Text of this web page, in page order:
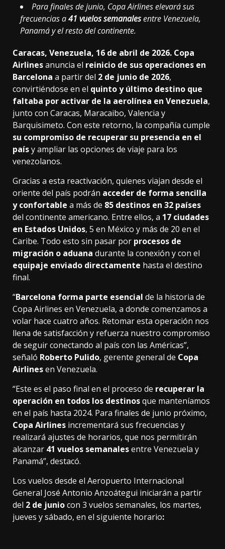
Para finales de junio, Copa Airlines elevará sus
frecuencias a41 vuelos semanalesentre Venezuela,
Panamá y el resto del continente.
Caracas, Venezuela, 16 de abril de 2026. Copa
Airlinesanuncia el reinicio de sus operaciones en
Barcelona a partir del 2 de junio de 2026,
convirtiéndose en el quinto y último destino que
faltaba por activar de la aerolínea en Venezuela,
junto con Caracas, Maracaibo, Valencia y
Barquisimeto. Con este retorno, la compañía cumple
su compromiso de recuperar su presencia en el
paísy ampliar las opciones de viaje para los
venezolanos.
Gracias a esta reactivación, quienes viajan desde el
oriente del país podrán acceder de forma sencilla
y confortable a más de 85 destinos en 32 países
del continente americano. Entre ellos, a 17 ciudades
en Estados Unidos, 5 en México y más de 20 en el
Caribe. Todo esto sin pasar por procesos de
migración o aduana durante la conexión y con el
equipaje enviado directamente hasta el destino
final.
“Barcelona forma parte esencial de la historia de
Copa Airlines en Venezuela, a donde comenzamos a
volar hace cuatro años. Retomar esta operación nos
llena de satisfacción y refuerza nuestro compromiso
de seguir conectando al país con las Américas”,
señaló Roberto Pulido, gerente general de Copa
Airlinesen Venezuela.
“Este es el paso final en el proceso de recuperar la
operación en todos los destinosque manteníamos
en el país hasta 2024. Para finales de junio próximo,
Copa Airlines incrementará sus frecuencias y
realizará ajustes de horarios, que nos permitirán
alcanzar 41 vuelos semanalesentre Venezuela y
Panamá”, destacó.
Los vuelos desde el Aeropuerto Internacional
General José Antonio Anzoátegui iniciarán a partir
del 2 de juniocon 3 vuelos semanales, los martes,
jueves y sábado, en el siguiente horario: